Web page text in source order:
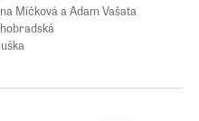
Míčková a Adam Vašata